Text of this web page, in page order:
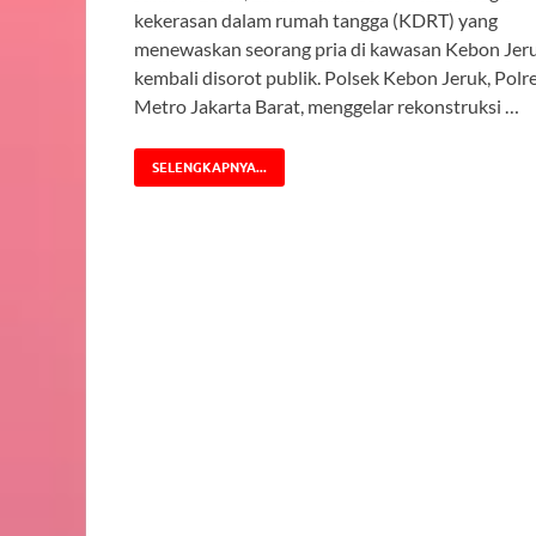
kekerasan dalam rumah tangga (KDRT) yang
menewaskan seorang pria di kawasan Kebon
kembali disorot publik. Polsek Kebon Jeruk,
Metro Jakarta Barat, menggelar rekonstruksi …
SELENGKAPNYA...